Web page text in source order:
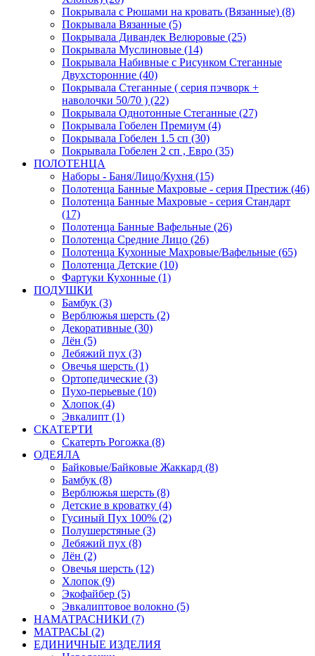
Покрывала с Рюшами на кровать (Вязанные) (8)
Покрывала Вязанные (5)
Покрывала Дивандек Велюровые (25)
Покрывала Муслиновые (14)
Покрывала Набивные с Рисунком Стеганные
Двухсторонние (40)
Покрывала Стеганные ( серия пэчворк +
наволочки 50/70 ) (22)
Покрывала Однотонные Стеганные (27)
Покрывала Гобелен Премиум (4)
Покрывала Гобелен 1.5 сп (30)
Покрывала Гобелен 2 сп , Евро (35)
ПОЛОТЕНЦА
Наборы - Баня/Лицо/Кухня (15)
Полотенца Банные Махровые - серия Престиж (46)
Полотенца Банные Махровые - серия Стандарт
(17)
Полотенца Банные Вафельные (26)
Полотенца Средние Лицо (26)
Полотенца Кухонные Махровые/Вафельные (65)
Полотенца Детские (10)
Фартуки Кухонные (1)
ПОДУШКИ
Бамбук (3)
Верблюжья шерсть (2)
Декоративные (30)
Лён (5)
Лебяжий пух (3)
Овечья шерсть (1)
Ортопедические (3)
Пухо-перьевые (10)
Хлопок (4)
Эвкалипт (1)
СКАТЕРТИ
Скатерть Рогожка (8)
ОДЕЯЛА
Байковые/Байковые Жаккард (8)
Бамбук (8)
Верблюжья шерсть (8)
Детские в кроватку (4)
Гусиный Пух 100% (2)
Полушерстяные (3)
Лебяжий пух (8)
Лён (2)
Овечья шерсть (12)
Хлопок (9)
Экофайбер (5)
Эвкалиптовое волокно (5)
НАМАТРАСНИКИ (7)
МАТРАСЫ (2)
ЕДИНИЧНЫЕ ИЗДЕЛИЯ